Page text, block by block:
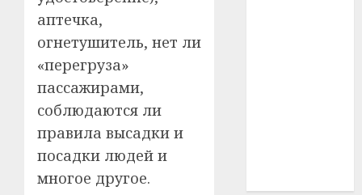
аптечка,
огнетушитель, нет ли
«перегруза»
пассажирами,
соблюдаются ли
правила высадки и
посадки людей и
многое другое.